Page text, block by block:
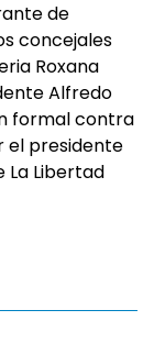
de
concejales
Roxana
Alfredo
formal contra
el presidente
La Libertad